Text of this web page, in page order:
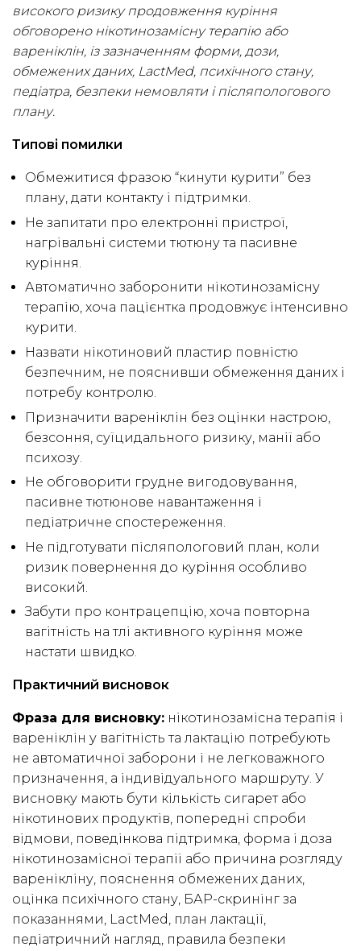
високого ризику продовження куріння
обговорено нікотинозамісну терапію або
вареніклін, із зазначенням форми, дози,
обмежених даних, LactMed, психічного стану,
педіатра, безпеки немовляти і післяпологового
плану.
Типові помилки
Обмежитися фразою “кинути курити” без
плану, дати контакту і підтримки.
Не запитати про електронні пристрої,
нагрівальні системи тютюну та пасивне
куріння.
Автоматично заборонити нікотинозамісну
терапію, хоча пацієнтка продовжує інтенсивно
курити.
Назвати нікотиновий пластир повністю
безпечним, не пояснивши обмеження даних і
потребу контролю.
Призначити вареніклін без оцінки настрою,
безсоння, суїцидального ризику, манії або
психозу.
Не обговорити грудне вигодовування,
пасивне тютюнове навантаження і
педіатричне спостереження.
Не підготувати післяпологовий план, коли
ризик повернення до куріння особливо
високий.
Забути про контрацепцію, хоча повторна
вагітність на тлі активного куріння може
настати швидко.
Практичний висновок
Фраза для висновку: нікотинозамісна терапія і
вареніклін у вагітність та лактацію потребують
не автоматичної заборони і не легковажного
призначення, а індивідуального маршруту. У
висновку мають бути кількість сигарет або
нікотинових продуктів, попередні спроби
відмови, поведінкова підтримка, форма і доза
нікотинозамісної терапії або причина розгляду
варенікліну, пояснення обмежених даних,
оцінка психічного стану, БАР-скринінг за
показаннями, LactMed, план лактації,
педіатричний нагляд, правила безпеки